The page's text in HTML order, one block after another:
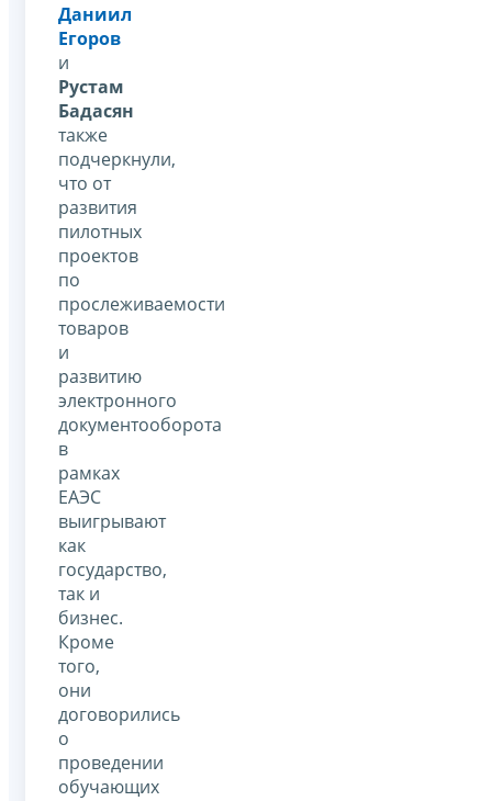
Даниил
Егоров
и
Рустам
Бадасян
также
подчеркнули,
что от
развития
пилотных
проектов
по
прослеживаемости
товаров
и
развитию
электронного
документооборота
в
рамках
ЕАЭС
выигрывают
как
государство,
так и
бизнес.
Кроме
того,
они
договорились
о
проведении
обучающих